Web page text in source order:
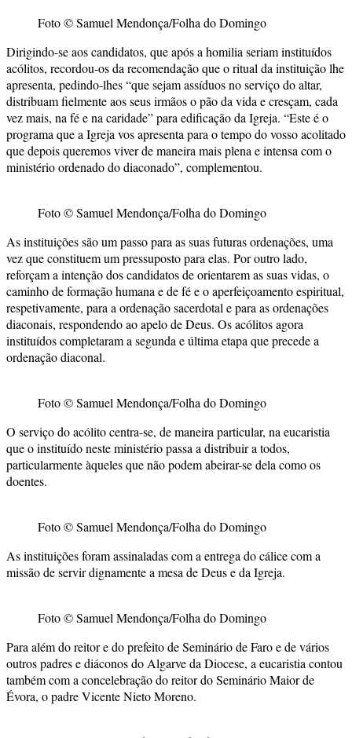
Foto © Samuel Mendonça/Folha do Domingo
Dirigindo-se aos candidatos, que após a homilia seriam instituídos
acólitos, recordou-os da recomendação que o ritual da instituição lhe
apresenta, pedindo-lhes “que sejam assíduos no serviço do altar,
distribuam fielmente aos seus irmãos o pão da vida e cresçam, cada
vez mais, na fé e na caridade” para edificação da Igreja. “Este é o
programa que a Igreja vos apresenta para o tempo do vosso acolitado
que depois queremos viver de maneira mais plena e intensa com o
ministério ordenado do diaconado”, complementou.
Foto © Samuel Mendonça/Folha do Domingo
As instituições são um passo para as suas futuras ordenações, uma
vez que constituem um pressuposto para elas. Por outro lado,
reforçam a intenção dos candidatos de orientarem as suas vidas, o
caminho de formação humana e de fé e o aperfeiçoamento espiritual,
respetivamente, para a ordenação sacerdotal e para as ordenações
diaconais, respondendo ao apelo de Deus. Os acólitos agora
instituídos completaram a segunda e última etapa que precede a
ordenação diaconal.
Foto © Samuel Mendonça/Folha do Domingo
O serviço do acólito centra-se, de maneira particular, na eucaristia
que o instituído neste ministério passa a distribuir a todos,
particularmente àqueles que não podem abeirar-se dela como os
doentes.
Foto © Samuel Mendonça/Folha do Domingo
As instituições foram assinaladas com a entrega do cálice com a
missão de servir dignamente a mesa de Deus e da Igreja.
Foto © Samuel Mendonça/Folha do Domingo
Para além do reitor e do prefeito de Seminário de Faro e de vários
outros padres e diáconos do Algarve da Diocese, a eucaristia contou
também com a concelebração do reitor do Seminário Maior de
Évora, o padre Vicente Nieto Moreno.